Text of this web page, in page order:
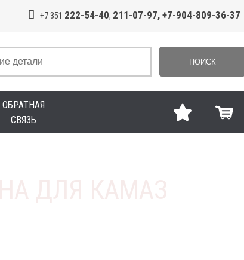
+7 351 222-54-40, 211-07-97, +7-904-809-36-37
ПОИСК
ОБРАТНАЯ
СВЯЗЬ